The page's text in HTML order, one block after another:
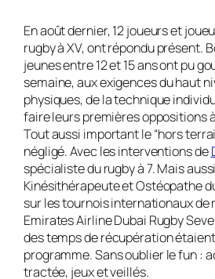
En août dernier, 12 joueurs et
rugby à XV, ont répondu présent.
jeunes entre 12 et 15 ans ont pu
semaine, aux exigences du haut
physiques, de la technique
faire leurs premières oppositions
Tout aussi important le “hors
négligé. Avec les interventions de
spécialiste du rugby à 7. Mais
Kinésithérapeute et Ostéopathe
sur les tournois internationaux de
Emirates Airline Dubai Rugby
des temps de récupération
programme. Sans oublier le fun :
tractée, jeux et veillés.